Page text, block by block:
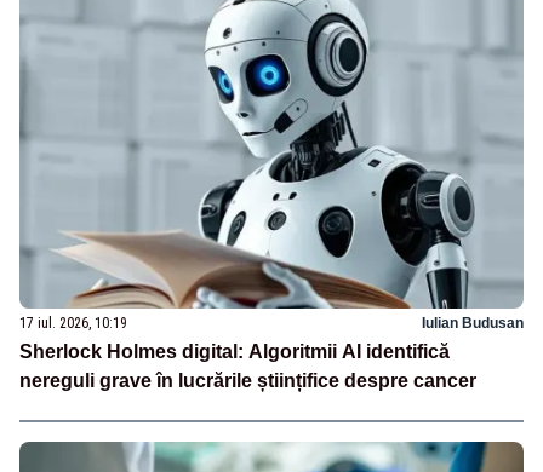
17 iul. 2026, 10:19 Iulian Budusan
Sherlock Holmes digital: Algoritmii AI identifică
nereguli grave în lucrările științifice despre cancer